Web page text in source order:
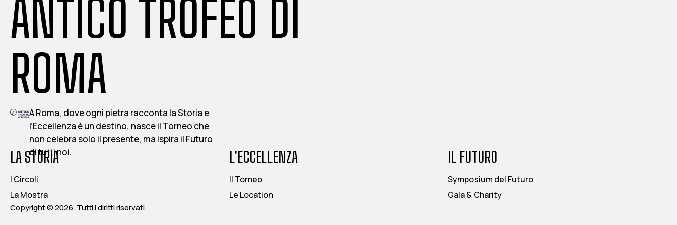
ANTICO TROFEO DI
ROMA
A Roma, dove ogni pietra racconta la Storia e
l’Eccellenza è un destino, nasce il Torneo che
non celebra solo il presente, ma ispira il Futuro
di tutti noi.
Copyright © 2026, Tutti i diritti riservati.
LA STORIA
I Circoli
La Mostra
L'ECCELLENZA
Il Torneo
Le Location
IL FUTURO
Symposium del Futuro
Gala & Charity